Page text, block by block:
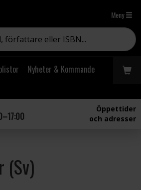
Meny
Nyheter & Kommande
Öppettider
och adresser
(Sv)